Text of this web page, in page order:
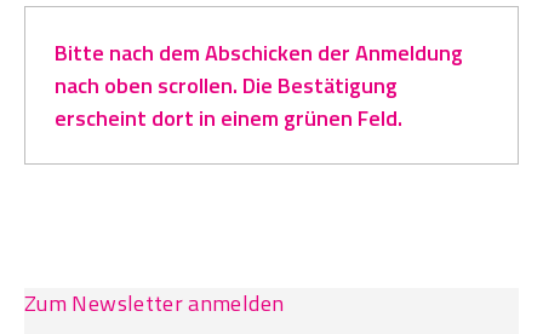
Bitte nach dem Abschicken der Anmeldung
nach oben scrollen. Die Bestätigung
erscheint dort in einem grünen Feld.
Zum Newsletter anmelden